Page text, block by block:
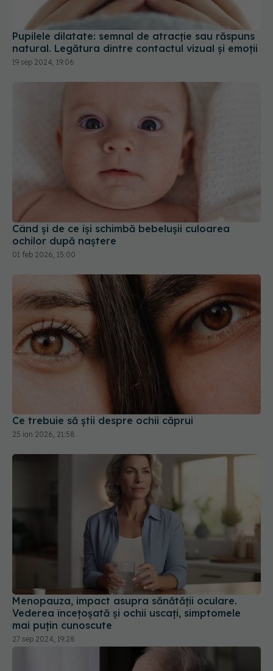
Pupilele dilatate: semnal de atracție sau răspuns
natural. Legătura dintre contactul vizual și emoții
19 sep 2024, 19:06
Când și de ce își schimbă bebelușii culoarea
ochilor după naștere
01 feb 2026, 15:00
Ce trebuie să știi despre ochii căprui
Menopauza, impact asupra sănătății oculare.
Vederea încețoșată și ochii uscați, simptomele
mai puțin cunoscute
27 sep 2024, 19:28